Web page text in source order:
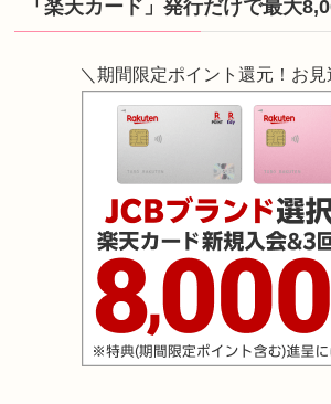
「楽天カード」発行だけで最大
＼期間限定ポイント還元！お見